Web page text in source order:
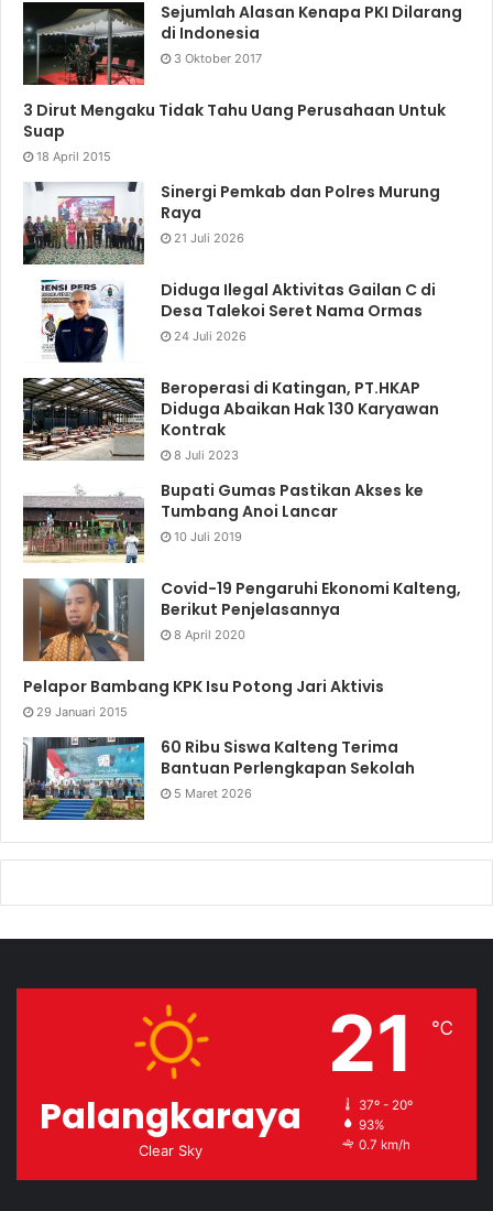
Sejumlah Alasan Kenapa PKI Dilarang
di Indonesia
3 Oktober 2017
3 Dirut Mengaku Tidak Tahu Uang Perusahaan Untuk
Suap
18 April 2015
Sinergi Pemkab dan Polres Murung
Raya
21 Juli 2026
Diduga Ilegal Aktivitas Gailan C di
Desa Talekoi Seret Nama Ormas
24 Juli 2026
Beroperasi di Katingan, PT.HKAP
Diduga Abaikan Hak 130 Karyawan
Kontrak
8 Juli 2023
Bupati Gumas Pastikan Akses ke
Tumbang Anoi Lancar
10 Juli 2019
Covid-19 Pengaruhi Ekonomi Kalteng,
Berikut Penjelasannya
8 April 2020
Pelapor Bambang KPK Isu Potong Jari Aktivis
29 Januari 2015
60 Ribu Siswa Kalteng Terima
Bantuan Perlengkapan Sekolah
5 Maret 2026
Palangkaraya
Clear Sky
21 ℃
37º - 20º
93%
0.7 km/h